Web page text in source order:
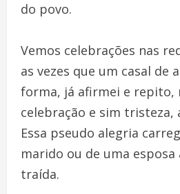
do povo.
Vemos celebrações nas
as vezes que um casal de
forma, já afirmei e repito,
celebração e sim tristeza,
Essa pseudo alegria
marido ou de uma esposa
traída.